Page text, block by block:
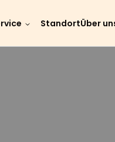
StandortÜber